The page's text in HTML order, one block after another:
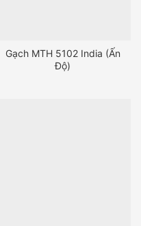
Gạch MTH 5102 India (Ấn
Độ)